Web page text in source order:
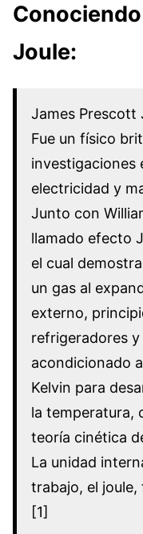
Joule:
James Prescott
Fue un físico
investigaciones
electricidad y
Junto con
llamado efecto
el cual
un gas al
externo,
refrigeradores
acondicionado
Kelvin para
la temperatura,
teoría cinética
La unidad
trabajo, el joule,
[1]